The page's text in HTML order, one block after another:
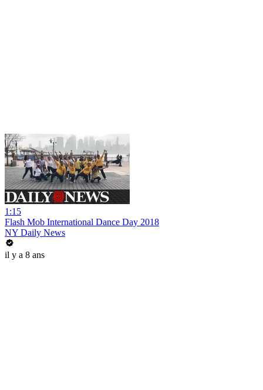
1:15
Flash Mob International Dance Day 2018
NY Daily News
il y a 8 ans